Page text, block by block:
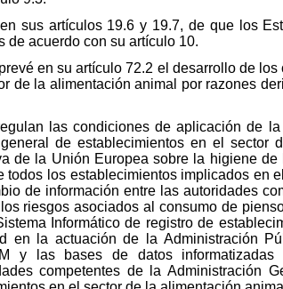
sus artículos 19.6 y 19.7, de que los
acuerdo con su artículo 10.
en su artículo 72.2 el desarrollo de
de la alimentación animal por razones
las condiciones de aplicación de la
de establecimientos en el sector
de la Unión Europea sobre la higiene
los establecimientos implicados en
de información entre las autoridades
riesgos asociados al consumo de
Informático de registro de
en la actuación de la Administración
y las bases de datos informatizadas
competentes de la Administración